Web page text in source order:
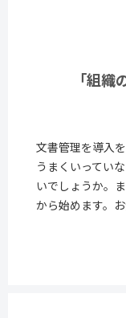
「組
文書管理を導入
うまくいってい
いでしょうか。
から始めます。